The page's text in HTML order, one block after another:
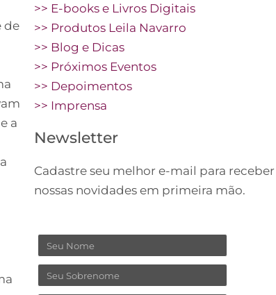
de
a
>> E-books e Livros Digitais
>> Produtos Leila Navarro
>> Blog e Dicas
>> Próximos Eventos
>> Depoimentos
>> Imprensa
Newsletter
Cadastre seu melhor e-mail para receber
nossas novidades em primeira mão.
Nome
Sobrenome